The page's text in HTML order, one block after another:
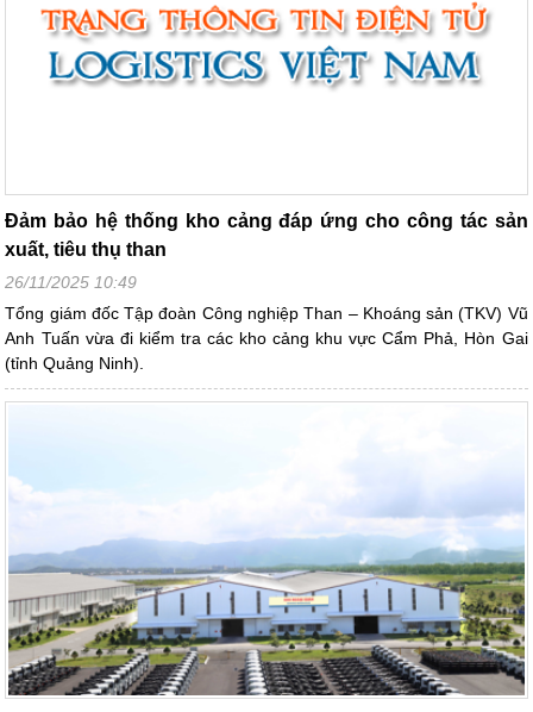
Đảm bảo hệ thống kho cảng đáp ứng cho công tác sản
xuất, tiêu thụ than
26/11/2025 10:49
Tổng giám đốc Tập đoàn Công nghiệp Than – Khoáng sản (TKV) Vũ
Anh Tuấn vừa đi kiểm tra các kho cảng khu vực Cẩm Phả, Hòn Gai
(tỉnh Quảng Ninh).